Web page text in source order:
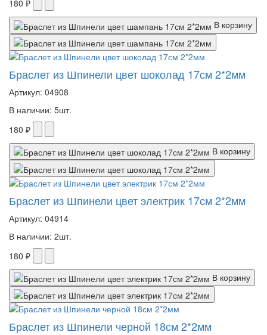
180 ₽
В корзину
Браслет из Шпинели цвет шоколад 17см 2*2мм
Артикул: 04908
В наличии: 5шт.
180 ₽
В корзину
Браслет из Шпинели цвет электрик 17см 2*2мм
Артикул: 04914
В наличии: 2шт.
180 ₽
В корзину
Браслет из Шпинели черной 18см 2*2мм